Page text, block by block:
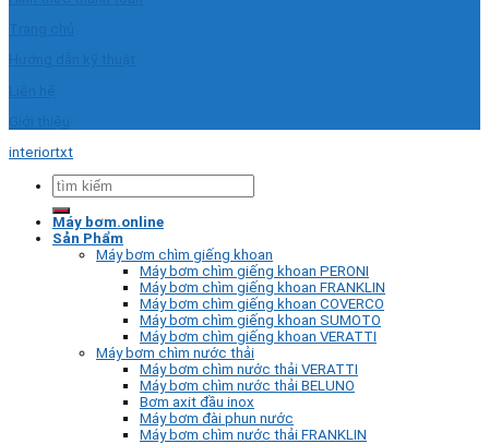
interiortxt
Tìm
kiếm:
Máy bơm.online
Sản Phẩm
Máy bơm chìm giếng khoan
Máy bơm chìm giếng khoan PERONI
Máy bơm chìm giếng khoan FRANKLIN
Máy bơm chìm giếng khoan COVERCO
Máy bơm chìm giếng khoan SUMOTO
Máy bơm chìm giếng khoan VERATTI
Máy bơm chìm nước thải
Máy bơm chìm nước thải VERATTI
Máy bơm chìm nước thải BELUNO
Bơm axit đầu inox
Máy bơm đài phun nước
Máy bơm chìm nước thải FRANKLIN